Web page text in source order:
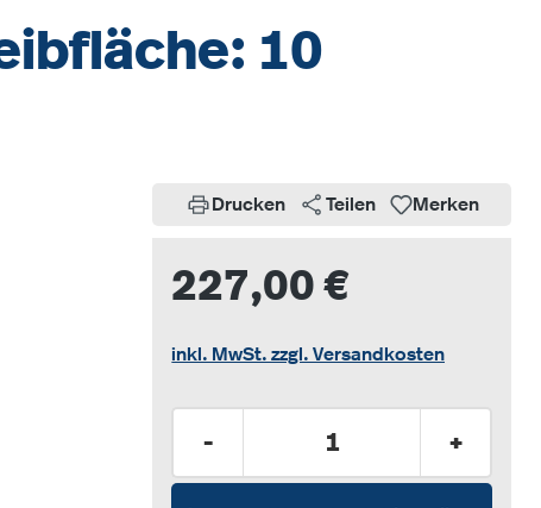
10
Drucken
Teilen Merken
227,00 €
inkl. MwSt. zzgl. Versandkosten
Produkt Anzahl: Gib den
- +